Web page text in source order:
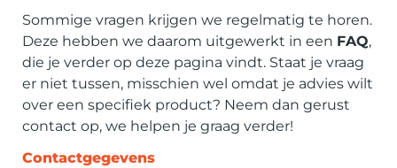
Sommige vragen krijgen we regelmatig te horen.
Deze hebben we daarom uitgewerkt in een FAQ,
die je verder op deze pagina vindt. Staat je vraag
er niet tussen, misschien wel omdat je advies wilt
over een specifiek product? Neem dan gerust
contact op, we helpen je graag verder!
Contactgegevens